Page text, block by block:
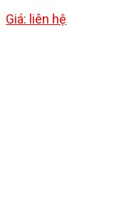
Giá: liên hệ